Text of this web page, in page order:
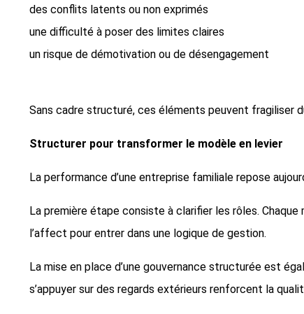
des conflits latents ou non exprimés
une difficulté à poser des limites claires
un risque de démotivation ou de désengagement
Sans cadre structuré, ces éléments peuvent fragiliser
Structurer pour transformer le modèle en levier
La performance d’une entreprise familiale repose
La première étape consiste à clarifier les rôles.
l’affect pour entrer dans une logique de gestion.
La mise en place d’une gouvernance structurée est
s’appuyer sur des regards extérieurs renforcent la